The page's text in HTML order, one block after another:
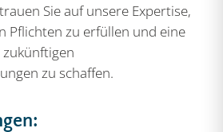
Sie auf unsere Expertise,
Pflichten zu erfüllen und eine
zu schaffen.